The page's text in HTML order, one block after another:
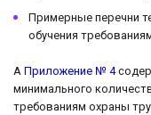
Примерные перечни
обучения
А Приложение № 4
минимального
требованиям охраны